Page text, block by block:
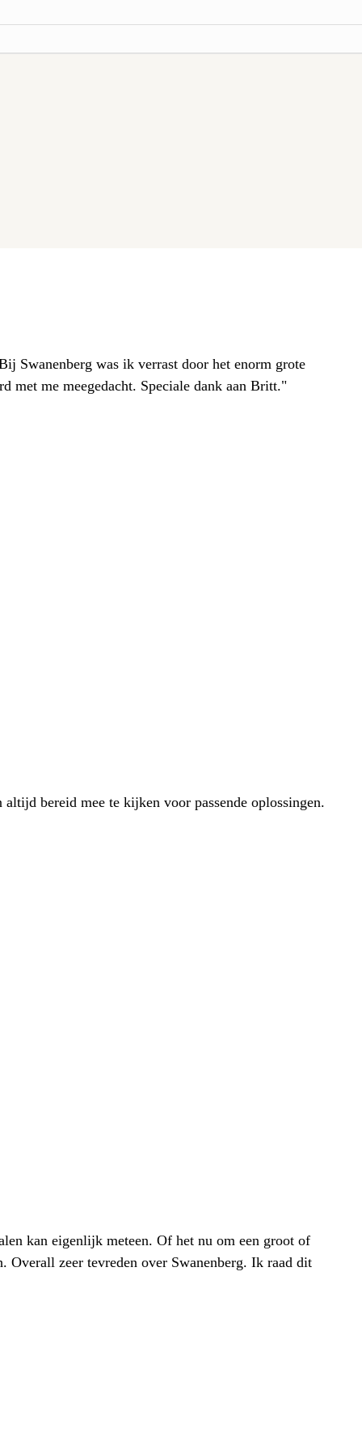
Swanenberg was ik verrast door het enorm grote
met me meegedacht. Speciale dank aan Britt."
bereid mee te kijken voor passende oplossingen.
kan eigenlijk meteen. Of het nu om een groot of
Overall zeer tevreden over Swanenberg. Ik raad dit